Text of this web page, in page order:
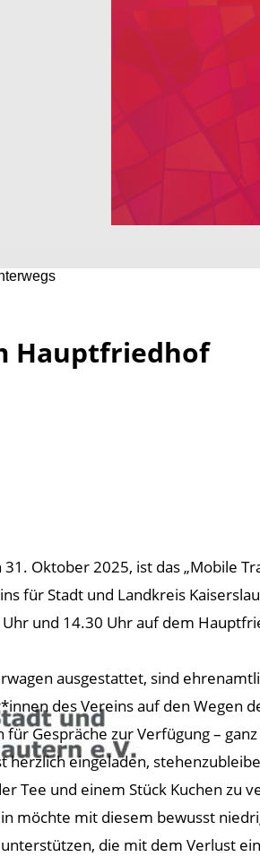
Hauptfriedhof
Oktober 2025, ist das „Mobile
für Stadt und Landkreis
und 14.30 Uhr auf dem
ausgestattet, sind
des Vereins auf den Wegen
für Gespräche zur Verfügung –
herzlich eingeladen,
Tee und einem Stück Kuchen zu
möchte mit diesem bewusst
die mit dem Verlust